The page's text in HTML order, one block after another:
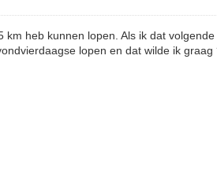
heb kunnen lopen. Als ik dat
lopen en dat wilde ik graag